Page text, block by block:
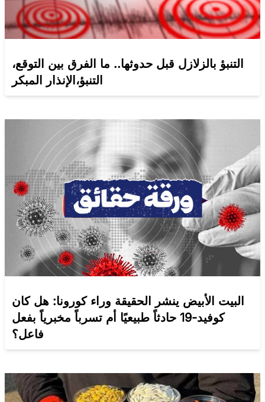
التنبؤ بالزلازل قبل حدوثها.. ما الفرق بين التوقع،
التنبؤ،الإنذار المبكر
البيت الأبيض ينشر الحقيقة وراء كورونا: هل كان
كوفيد-19 حادثاً طبيعيًا أم تسرباً مخبرياً بفعل
فاعل؟